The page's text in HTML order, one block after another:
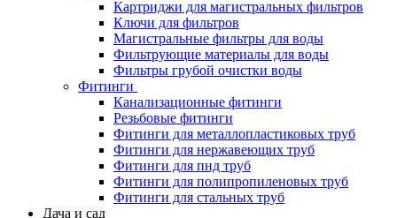
Картриджи для магистральных фильтров
Ключи для фильтров
Магистральные фильтры для воды
Фильтрующие материалы для воды
Фильтры грубой очистки воды
Фитинги
Канализационные фитинги
Резьбовые фитинги
Фитинги для металлопластиковых труб
Фитинги для нержавеющих труб
Фитинги для пнд труб
Фитинги для полипропиленовых труб
Фитинги для стальных труб
Дача и сад